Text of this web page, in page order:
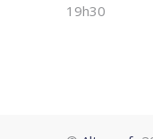
19h30